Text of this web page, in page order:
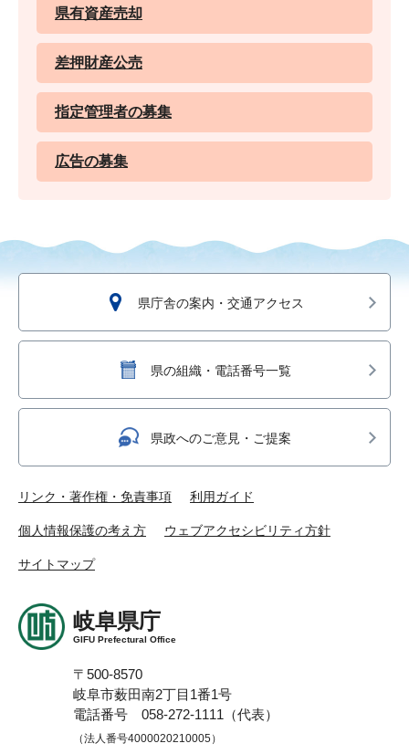
県有資産売却
差押財産公売
指定管理者の募集
広告の募集
県庁舎の案内・交通アクセス
県の組織・電話番号一覧
県政へのご意見・ご提案
リンク・著作権・免責事項 利用ガイド
個人情報保護の考え方 ウェブアクセシビリティ方針
サイトマップ
岐阜県庁
GIFU Prefectural Office
〒500-8570
岐阜市薮田南2丁目1番1号
電話番号 058-272-1111（代表）
（法人番号4000020210005）